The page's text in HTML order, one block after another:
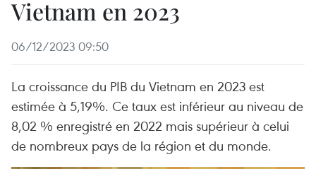
Vietnam en 2023
06/12/2023 09:50
La croissance du PIB du Vietnam en 2023 est
estimée à 5,19%. Ce taux est inférieur au niveau de
8,02 % enregistré en 2022 mais supérieur à celui
de nombreux pays de la région et du monde.